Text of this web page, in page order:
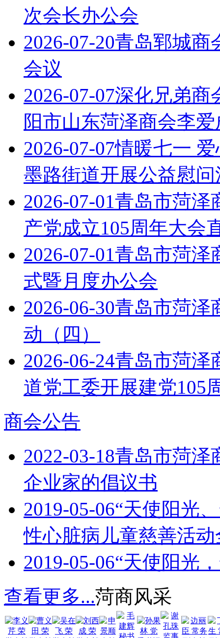
次会长办公会
2026-07-20青岛郓城商
会议
2026-07-07深化兄弟商
阳市山东菏泽商会李
2026-07-07情暖七一
墨路街道开展公益慰问
2026-07-01青岛市菏泽
产党成立105周年大会
2026-07-01青岛市菏泽
式暨月度办公会
2026-06-30青岛市菏泽
动（四）
2026-06-24青岛市菏泽
道党工委开展建党105
商会公告
2022-03-18青岛市菏泽
企业家的倡议书
2019-05-06“天使阳光
性心脏病儿童慈善活
2019-05-06“天使阳光
查看更多...菏商风采